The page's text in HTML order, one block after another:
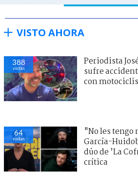
VISTO AHORA
388
visitas
Periodista
sufre
con
64
visitas
"No les
García-
dúo de ’La
crítica